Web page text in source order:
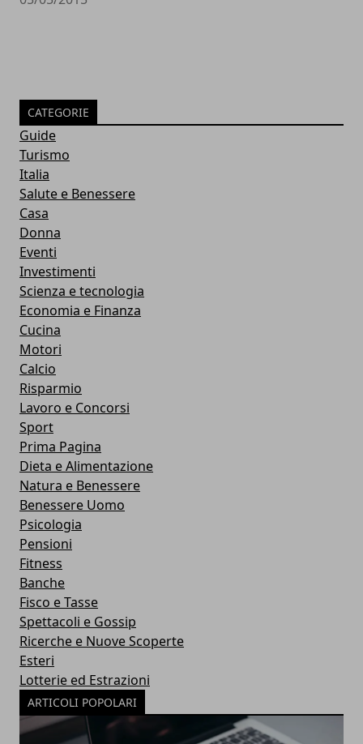
CATEGORIE
Guide
Turismo
Italia
Salute e Benessere
Casa
Donna
Eventi
Investimenti
Scienza e tecnologia
Economia e Finanza
Cucina
Motori
Calcio
Risparmio
Lavoro e Concorsi
Sport
Prima Pagina
Dieta e Alimentazione
Natura e Benessere
Benessere Uomo
Psicologia
Pensioni
Fitness
Banche
Fisco e Tasse
Spettacoli e Gossip
Ricerche e Nuove Scoperte
Esteri
Lotterie ed Estrazioni
ARTICOLI POPOLARI